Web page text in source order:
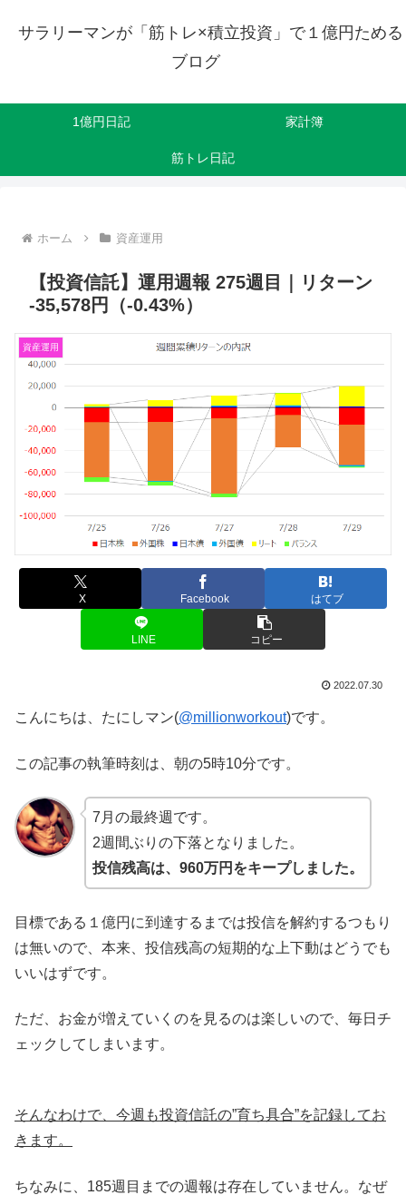
サラリーマンが「筋トレ×積立投資」で１億円ためる
ブログ
1億円日記 家計簿
筋トレ日記
ホーム 資産運用
【投資信託】運用週報 275週目｜リターン
-35,578円（-0.43%）
資産運用
X Facebook はてブ
LINE コピー
2022.07.30
こんにちは、たにしマン(@millionworkout)です。
この記事の執筆時刻は、朝の5時10分です。
7月の最終週です。
2週間ぶりの下落となりました。
投信残高は、960万円をキープしました。
目標である１億円に到達するまでは投信を解約するつもり
は無いので、本来、投信残高の短期的な上下動はどうでも
いいはずです。
ただ、お金が増えていくのを見るのは楽しいので、毎日チ
ェックしてしまいます。
そんなわけで、今週も投資信託の”育ち具合”を記録してお
きます。
ちなみに、185週目までの週報は存在していません。なぜ